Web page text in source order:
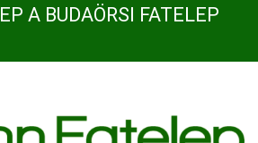
A BUDAÖRSI FATELEP